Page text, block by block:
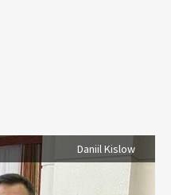
Daniil Kislow